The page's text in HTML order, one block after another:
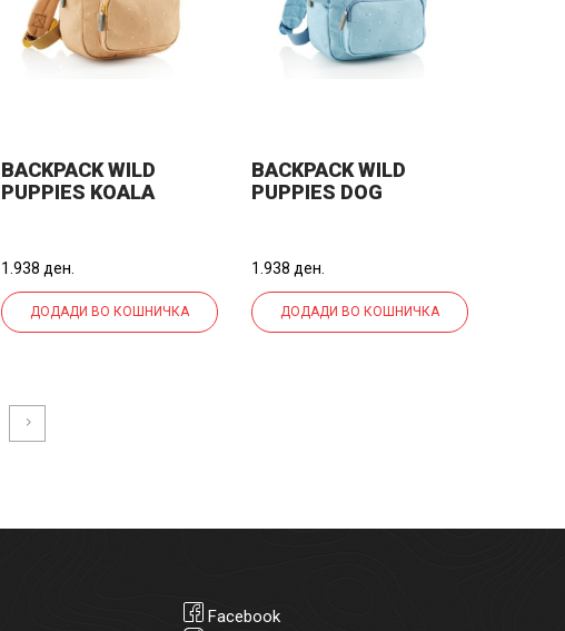
BACKPACK WILD
PUPPIES KOALA
1.938 ден.
ДОДАДИ ВО КОШНИЧКА
BACKPACK WILD
PUPPIES DOG
1.938 ден.
ДОДАДИ ВО КОШНИЧКА
Facebook